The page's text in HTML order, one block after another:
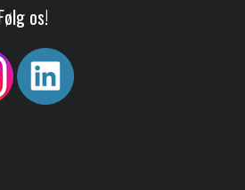
os!